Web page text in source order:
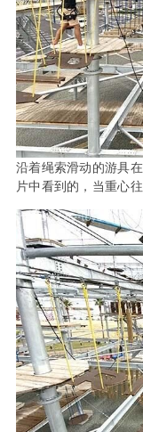
沿着绳索滑动的游具
片中看到的，当重心